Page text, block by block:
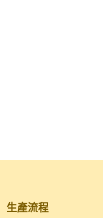
生產流程